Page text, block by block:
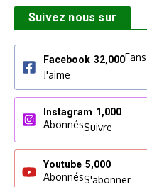
Suivez nous sur
Facebook 32,000Fans
J'aime
Instagram 1,000
AbonnésSuivre
Youtube 5,000
AbonnésS'abonner